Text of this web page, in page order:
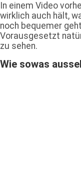
In einem Video
wirklich auch hält,
noch bequemer
Vorausgesetzt
zu sehen.
Wie sowas